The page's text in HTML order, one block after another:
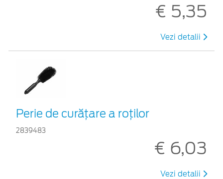
€ 5,35
Vezi detalii
Perie de curățare a roților
2839483
€ 6,03
Vezi detalii